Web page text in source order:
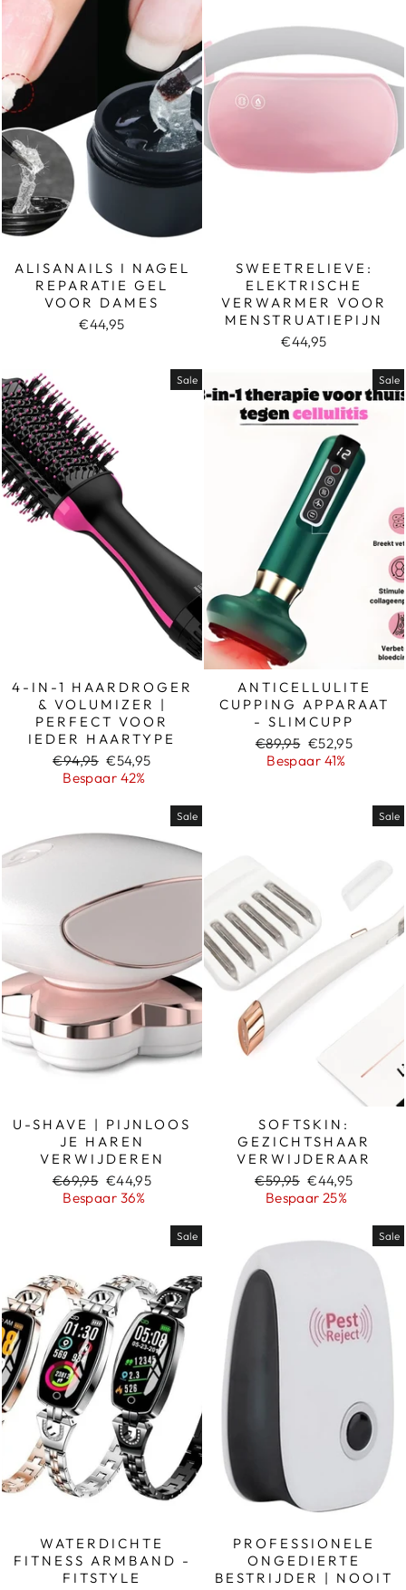
ALISANAILS I NAGEL
REPARATIE GEL
VOOR DAMES
€44,95
SWEETRELIEVE:
ELEKTRISCHE
VERWARMER VOOR
MENSTRUATIEPIJN
€44,95
Sale
4-IN-1 HAARDROGER
& VOLUMIZER |
PERFECT VOOR
IEDER HAARTYPE
Normale
prijs
€94,95 Sale
prijs
€54,95
Bespaar 42%
Sale
ANTICELLULITE
CUPPING APPARAAT
- SLIMCUPP
Normale
prijs
€89,95 Sale
prijs
€52,95
Bespaar 41%
Sale
U-SHAVE | PIJNLOOS
JE HAREN
VERWIJDEREN
Normale
prijs
€69,95 Sale
prijs
€44,95
Bespaar 36%
Sale
SOFTSKIN:
GEZICHTSHAAR
VERWIJDERAAR
Normale
prijs
€59,95 Sale
prijs
€44,95
Bespaar 25%
Sale
WATERDICHTE
FITNESS ARMBAND -
FITSTYLE
Sale
PROFESSIONELE
ONGEDIERTE
BESTRIJDER | NOOIT